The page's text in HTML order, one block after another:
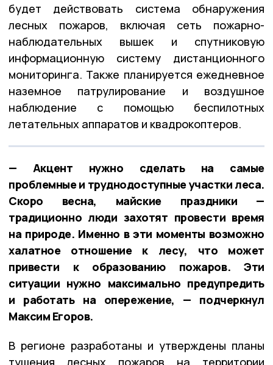
будет действовать система обнаружения
лесных пожаров, включая сеть пожарно-
наблюдательных вышек и спутниковую
информационную систему дистанционного
мониторинга. Также планируется ежедневное
наземное патрулирование и воздушное
наблюдение с помощью беспилотных
летательных аппаратов и квадрокоптеров.
— Акцент нужно сделать на самые
проблемные и труднодоступные участки леса.
Скоро весна, майские праздники —
традиционно люди захотят провести время
на природе. Именно в эти моменты возможно
халатное отношение к лесу, что может
привести к образованию пожаров. Эти
ситуации нужно максимально предупредить
и работать на опережение, — подчеркнул
Максим Егоров.
В регионе разработаны и утверждены планы
тушения лесных пожаров на территории